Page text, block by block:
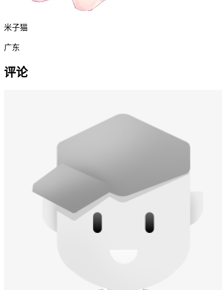
米子猫
广东
评论